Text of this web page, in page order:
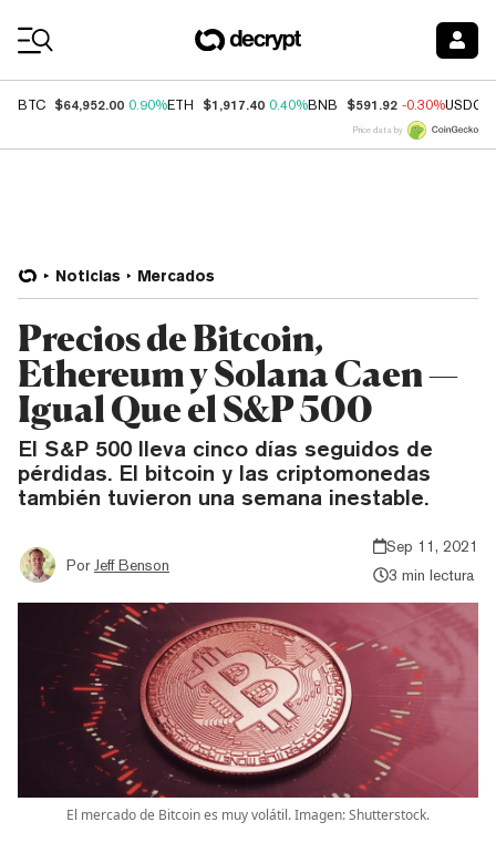
BTC $64,952.00 0.90%ETH $1,917.40 0.40%BNB $591.92 -0.30%USDC
Price data by
Noticias Mercados
Precios de Bitcoin,
Ethereum y Solana Caen —
Igual Que el S&P 500
El S&P 500 lleva cinco días seguidos de
pérdidas. El bitcoin y las criptomonedas
también tuvieron una semana inestable.
Por Jeff Benson
Sep 11, 2021
3 min lectura
El mercado de Bitcoin es muy volátil. Imagen: Shutterstock.